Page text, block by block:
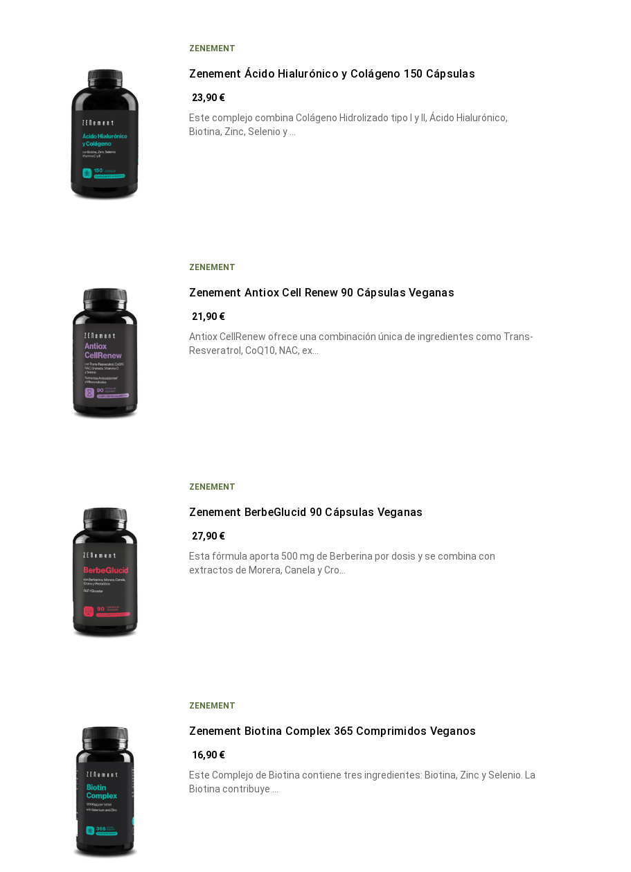
ZENEMENT
Zenement Ácido Hialurónico y Colágeno 150 Cápsulas
23,90 €
Este complejo combina Colágeno Hidrolizado tipo I y II, Ácido Hialurónico,
Biotina, Zinc, Selenio y …
ZENEMENT
Zenement Antiox Cell Renew 90 Cápsulas Veganas
21,90 €
Antiox CellRenew ofrece una combinación única de ingredientes como Trans-
Resveratrol, CoQ10, NAC, ex…
ZENEMENT
Zenement BerbeGlucid 90 Cápsulas Veganas
27,90 €
Esta fórmula aporta 500 mg de Berberina por dosis y se combina con
extractos de Morera, Canela y Cro…
ZENEMENT
Zenement Biotina Complex 365 Comprimidos Veganos
16,90 €
Este Complejo de Biotina contiene tres ingredientes: Biotina, Zinc y Selenio. La
Biotina contribuye …